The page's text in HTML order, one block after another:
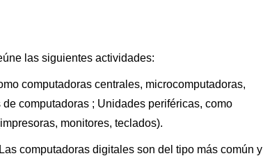
las siguientes actividades:
computadoras centrales, microcomputadoras,
computadoras ; Unidades periféricas, como
monitores, teclados).
computadoras digitales son del tipo más común y